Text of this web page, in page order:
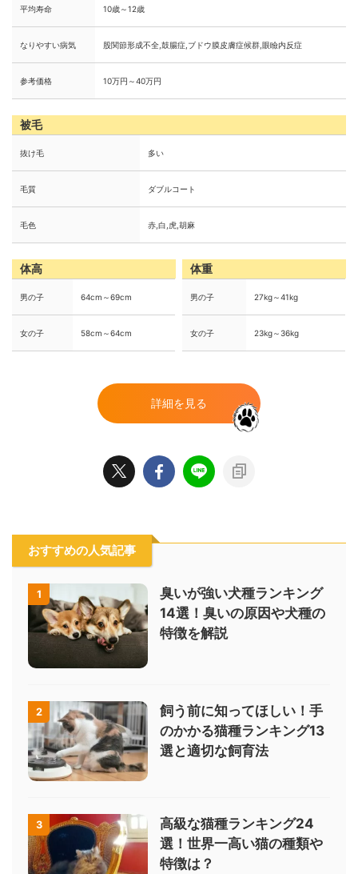
平均寿命 10歳～12歳
なりやすい病気 股関節形成不全,鼓腸症,ブドウ膜皮膚症候群,眼瞼内反症
参考価格 10万円～40万円
被毛
抜け毛 多い
毛質 ダブルコート
毛色 赤,白,虎,胡麻
体高
男の子 64cm～69cm
女の子 58cm～64cm
体重
男の子 27kg～41kg
女の子 23kg～36kg
詳細を見る
おすすめの人気記事
1
臭いが強い犬種ランキング
14選！臭いの原因や犬種の
特徴を解説
2
飼う前に知ってほしい！手
のかかる猫種ランキング13
選と適切な飼育法
3
高級な猫種ランキング24
選！世界一高い猫の種類や
特徴は？